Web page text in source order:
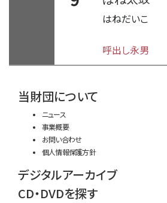
はねだいこ
呼出し永男
当財団について
ニュース
事業概要
お問い合わせ
個人情報保護方針
デジタルアーカイブ
CD・DVDを探す